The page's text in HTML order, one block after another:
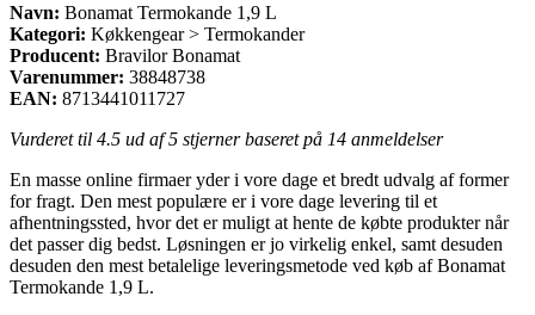
Navn: Bonamat Termokande 1,9 L
Kategori: Køkkengear > Termokander
Producent: Bravilor Bonamat
Varenummer: 38848738
EAN: 8713441011727
Vurderet til 4.5 ud af 5 stjerner baseret på 14 anmeldelser
En masse online firmaer yder i vore dage et bredt udvalg af former
for fragt. Den mest populære er i vore dage levering til et
afhentningssted, hvor det er muligt at hente de købte produkter når
det passer dig bedst. Løsningen er jo virkelig enkel, samt desuden
desuden den mest betalelige leveringsmetode ved køb af Bonamat
Termokande 1,9 L.